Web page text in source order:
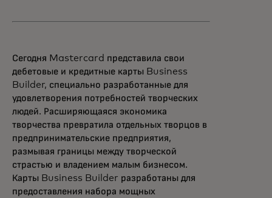
Сегодня Mastercard представила свои
дебетовые и кредитные карты Business
Builder, специально разработанные для
удовлетворения потребностей творческих
людей. Расширяющаяся экономика
творчества превратила отдельных творцов в
предпринимательские предприятия,
размывая границы между творческой
страстью и владением малым бизнесом.
Карты Business Builder разработаны для
предоставления набора мощных